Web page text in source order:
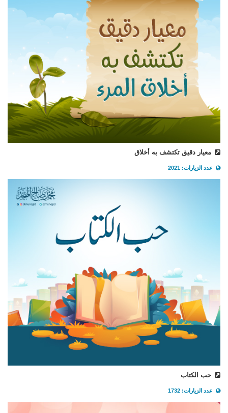
معيار دقيق تكتشف به أخلاق
عدد الزيارات: 2021
حب الكتاب
عدد الزيارات: 1732